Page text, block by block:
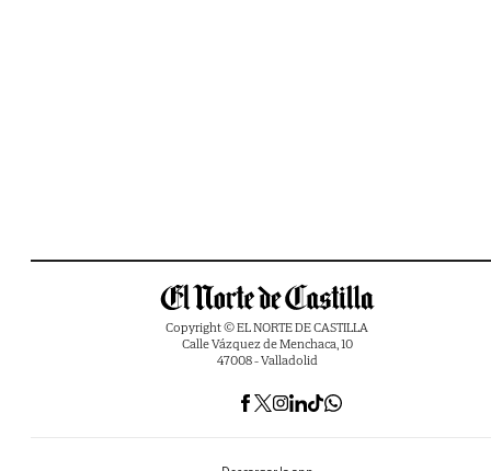
Copyright © EL NORTE DE CASTILLA
Calle Vázquez de Menchaca, 10
47008 - Valladolid